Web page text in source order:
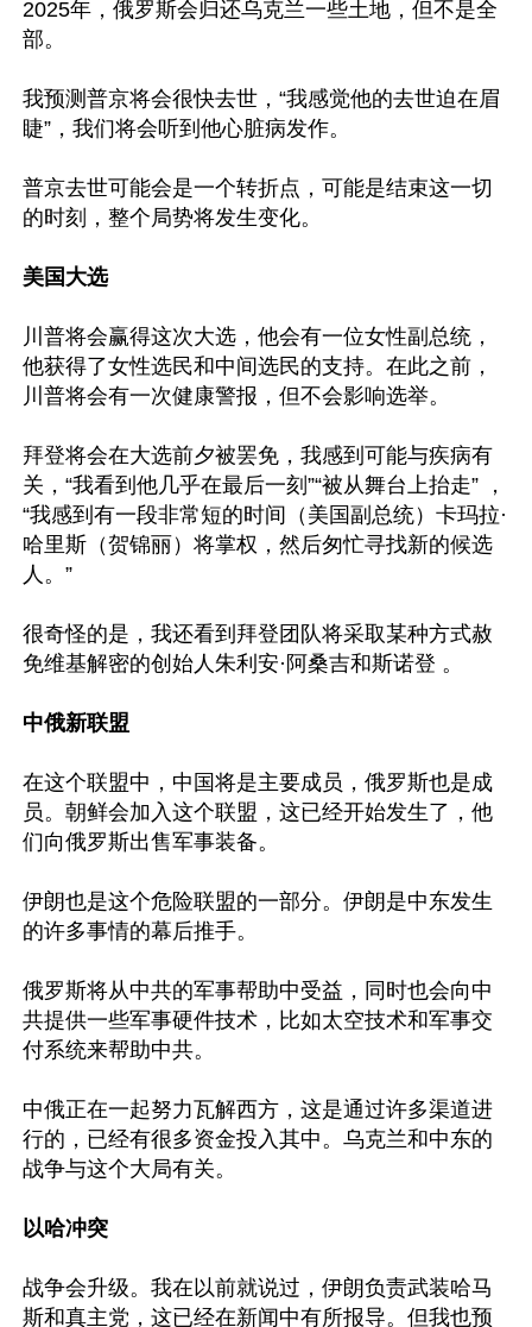
2025年，俄罗斯会归还乌克兰一些土地，但不是全
部。
我预测普京将会很快去世，“我感觉他的去世迫在眉
睫”，我们将会听到他心脏病发作。
普京去世可能会是一个转折点，可能是结束这一切
的时刻，整个局势将发生变化。
美国大选
川普将会赢得这次大选，他会有一位女性副总统，
他获得了女性选民和中间选民的支持。在此之前，
川普将会有一次健康警报，但不会影响选举。
拜登将会在大选前夕被罢免，我感到可能与疾病有
关，“我看到他几乎在最后一刻”“被从舞台上抬走” ，
“我感到有一段非常短的时间（美国副总统）卡玛拉·
哈里斯（贺锦丽）将掌权，然后匆忙寻找新的候选
人。”
很奇怪的是，我还看到拜登团队将采取某种方式赦
免维基解密的创始人朱利安·阿桑吉和斯诺登 。
中俄新联盟
在这个联盟中，中国将是主要成员，俄罗斯也是成
员。朝鲜会加入这个联盟，这已经开始发生了，他
们向俄罗斯出售军事装备。
伊朗也是这个危险联盟的一部分。伊朗是中东发生
的许多事情的幕后推手。
俄罗斯将从中共的军事帮助中受益，同时也会向中
共提供一些军事硬件技术，比如太空技术和军事交
付系统来帮助中共。
中俄正在一起努力瓦解西方，这是通过许多渠道进
行的，已经有很多资金投入其中。乌克兰和中东的
战争与这个大局有关。
以哈冲突
战争会升级。我在以前就说过，伊朗负责武装哈马
斯和真主党，这已经在新闻中有所报导。但我也预